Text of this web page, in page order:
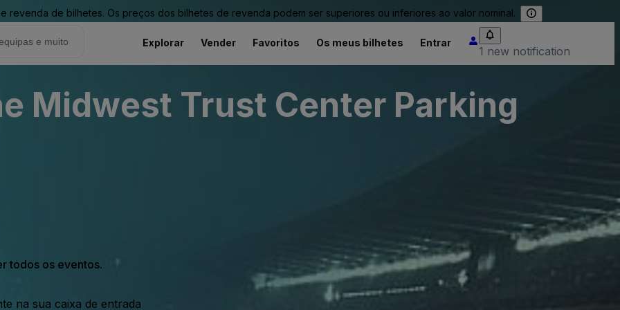
revenda de bilhetes. Os preços dos bilhetes de revenda podem ser superiores ou inferiores ao valor nominal.
Explorar Vender Favoritos Os meus bilhetes Entrar
1 new notification
Midwest Trust Center Parking
todos os eventos.
na sua caixa de entrada